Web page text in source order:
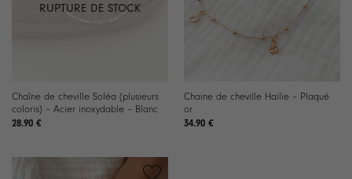
RUPTURE DE STOCK
Chaîne de cheville Soléa (plusieurs
coloris) – Acier inoxydable – Blanc
28.90 €
Chaine de cheville Hailie – Plaqué
or
34.90 €